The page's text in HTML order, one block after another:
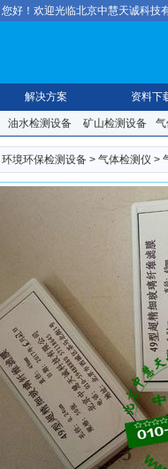
您好！欢迎光临北京中慧天诚科技
解决方案 资料下
油水检测设备 矿山检测设备
环境环保检测设备 > 气体检测仪 >